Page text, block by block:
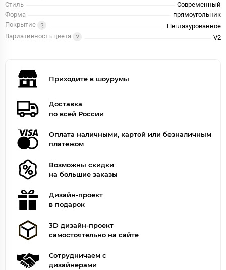
Стиль
Современный
Форма
прямоугольник
Покрытие
Неглазурованное
Вариативность цвета
V2
Приходите в шоурумы
Доставка
по всей России
Оплата наличными, картой или безналичным
платежом
Возможны скидки
на большие заказы
Дизайн-проект
в подарок
3D дизайн-проект
самостоятельно на сайте
Сотрудничаем с
дизайнерами